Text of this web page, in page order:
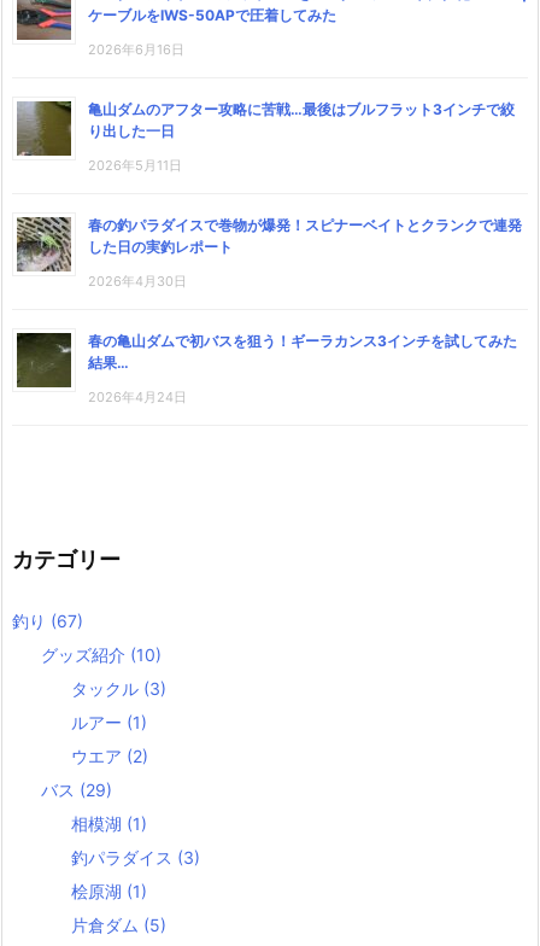
ケーブルをIWS-50APで圧着してみた
2026年6月16日
亀山ダムのアフター攻略に苦戦…最後はブルフラット3インチで絞
り出した一日
2026年5月11日
春の釣パラダイスで巻物が爆発！スピナーベイトとクランクで連発
した日の実釣レポート
2026年4月30日
春の亀山ダムで初バスを狙う！ギーラカンス3インチを試してみた
結果…
2026年4月24日
カテゴリー
釣り (67)
グッズ紹介 (10)
タックル (3)
ルアー (1)
ウエア (2)
バス (29)
相模湖 (1)
釣パラダイス (3)
桧原湖 (1)
片倉ダム (5)